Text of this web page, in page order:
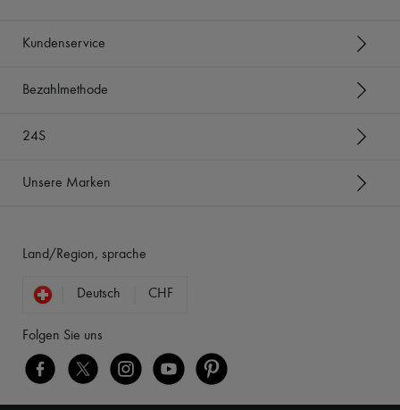
Kundenservice
Bezahlmethode
24S
Unsere Marken
Land/Region, sprache
Deutsch CHF
Folgen Sie uns